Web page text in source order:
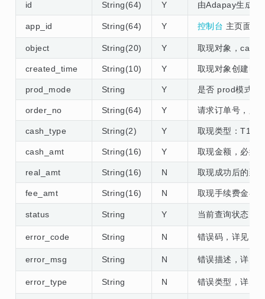
id String(64) Y 由Adapay生成的
app_id String(64) Y 控制台 主页面应
object String(20) Y 取现对象，cash
created_time String(10) Y 取现对象创建时
prod_mode String Y 是否 prod模式，
order_no String(64) Y 请求订单号，只
cash_type String(2) Y 取现类型：T1-
cash_amt String(16) Y 取现金额，必须
real_amt String(16) N 取现成功后的到
fee_amt String(16) N 取现手续费金额
status String Y 当前查询状态，
error_code String N 错误码，详见
error_msg String N 错误描述，详见
error_type String N 错误类型，详见